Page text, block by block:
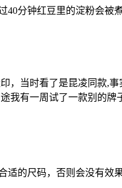
40分钟红豆里的淀粉会被
，当时看了是昆凌同款,
我有一周试了一款别的
适的尺码，否则会没有效果